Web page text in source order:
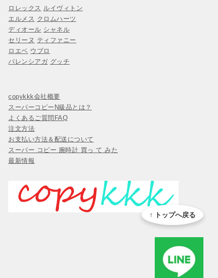
ロレックス ルイヴィトン
エルメス クロムハーツ
ディオール シャネル
セリーヌ ティファニー
ロエベ ウブロ
バレンシアガ グッチ
copykkk会社概要
スーパーコピーN級品とは？
よくあるご質問FAQ
注文方法
お支払い方法＆配送について
スーパー コピー 腕時計 買っ て みた
最新情報
↑ トップへ戻る